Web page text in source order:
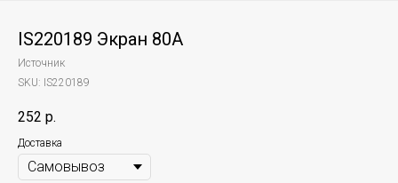
IS220189 Экран 80А
Источник
SKU: IS220189
252 р.
Доставка